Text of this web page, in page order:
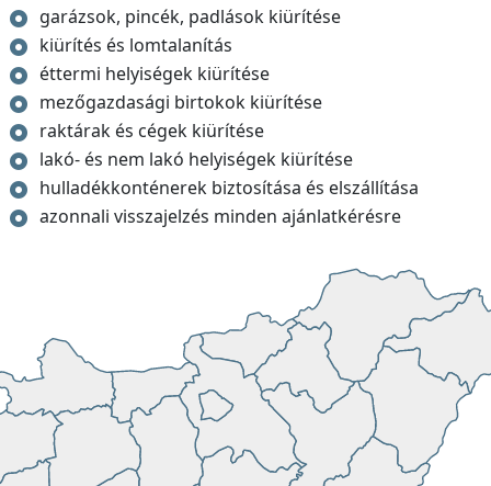
garázsok, pincék, padlások kiürítése
kiürítés és lomtalanítás
éttermi helyiségek kiürítése
mezőgazdasági birtokok kiürítése
raktárak és cégek kiürítése
lakó- és nem lakó helyiségek kiürítése
hulladékkonténerek biztosítása és elszállítása
azonnali visszajelzés minden ajánlatkérésre